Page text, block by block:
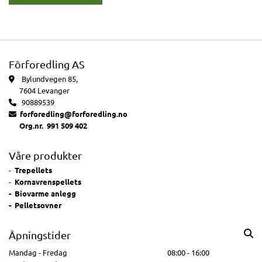
Fôrforedling AS

Bylundvegen 85,
7604 Levanger
 90889539
 forforedling@forforedling.no
Org.nr. 991 509 402
Våre produkter
- Trepellets
- Kornavrenspellets
- Biovarme anlegg
- Pelletsovner
Åpningstider
Mandag - Fredag
08:00 - 16:00